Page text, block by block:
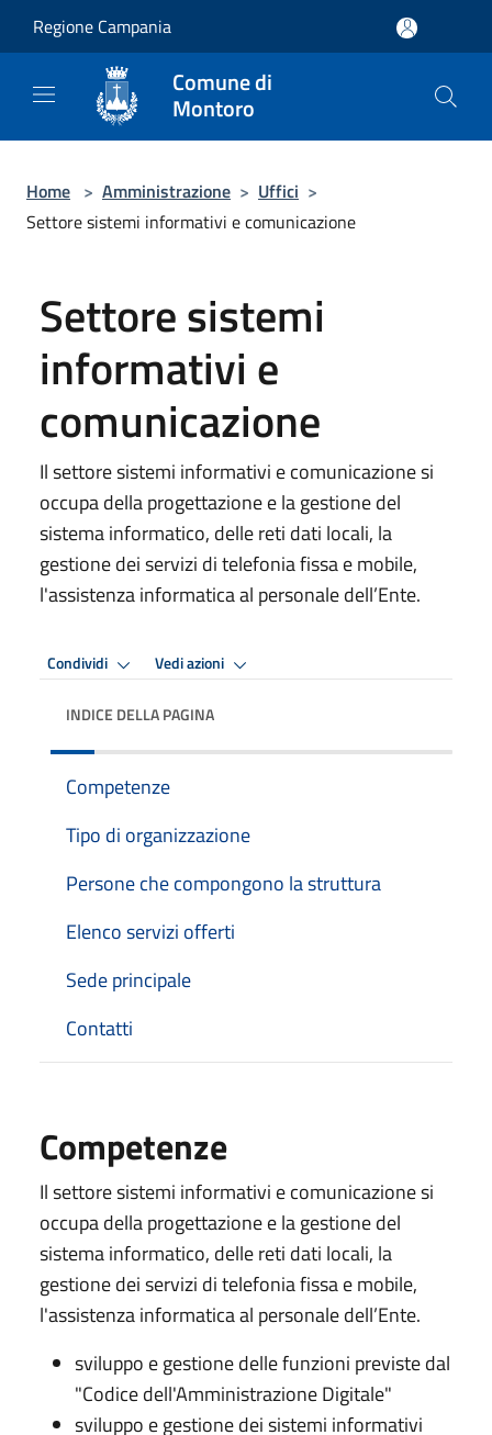
Regione Campania
Comune di
Montoro
Home > Amministrazione > Uffici >
Settore sistemi informativi e comunicazione
Settore sistemi
informativi e
comunicazione
Il settore sistemi informativi e comunicazione si
occupa della progettazione e la gestione del
sistema informatico, delle reti dati locali, la
gestione dei servizi di telefonia fissa e mobile,
l'assistenza informatica al personale dell’Ente.
Condividi Vedi azioni
INDICE DELLA PAGINA
Competenze
Tipo di organizzazione
Persone che compongono la struttura
Elenco servizi offerti
Sede principale
Contatti
Competenze
Il settore sistemi informativi e comunicazione si
occupa della progettazione e la gestione del
sistema informatico, delle reti dati locali, la
gestione dei servizi di telefonia fissa e mobile,
l'assistenza informatica al personale dell’Ente.
sviluppo e gestione delle funzioni previste dal
"Codice dell'Amministrazione Digitale"
sviluppo e gestione dei sistemi informativi